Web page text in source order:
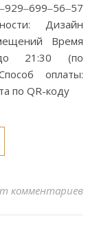
Дизайн
Время
21:30 (по
оплаты:
по QR-коду
комментариев